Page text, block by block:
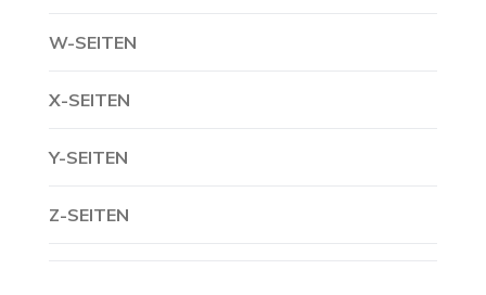
W-SEITEN
X-SEITEN
Y-SEITEN
Z-SEITEN